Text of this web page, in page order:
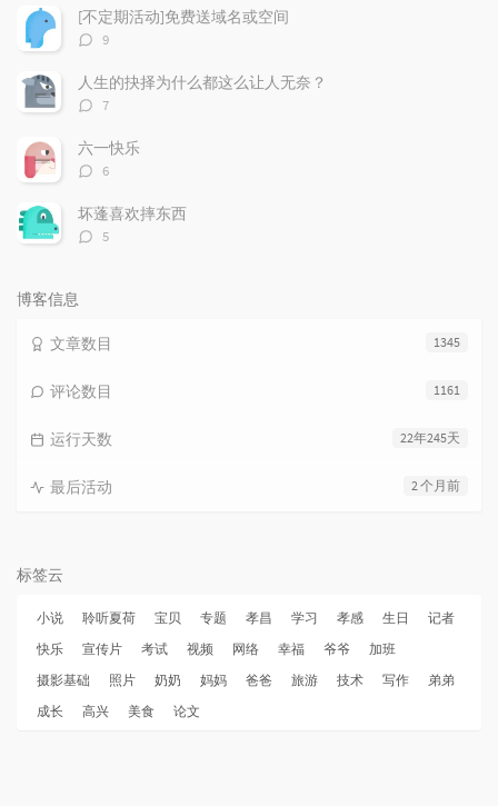
数：
[不定期活动]免费送域名或空间
评
数：
9
人生的抉择为什么都这么让人无奈？
评
数：
7
六一快乐
评
数：
6
坏蓬喜欢摔东西
评
5
博客信息
1345
文章数目
1161
评论数目
22年245天
运行天数
2 个月前
最后活动
标签云
小说 聆听夏荷 宝贝 专题 孝昌 学习 孝感 生日
记者
快乐
宣传片 考试 视频 网络 幸福 爷爷
加班
摄影基础
照片 奶奶 妈妈 爸爸 旅游 技术 写作
弟弟
成长
高兴 美食 论文